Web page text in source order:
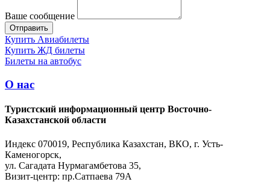
Ваше сообщение
Купить Авиабилеты
Купить ЖД билеты
Билеты на автобус
О нас
Туристский информационный центр Восточно-
Казахстанской области
Индекс 070019, Республика Казахстан, ВКО, г. Усть-
Каменогорск,
ул. Сагадата Нурмагамбетова 35,
Визит-центр: пр.Сатпаева 79А